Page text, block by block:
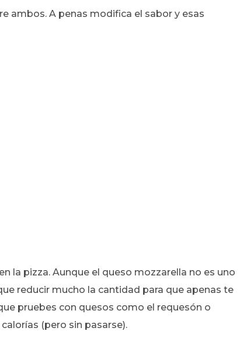
ambos. A penas modifica el sabor y esas
la pizza. Aunque el queso mozzarella no es uno
reducir mucho la cantidad para que apenas te
pruebes con quesos como el requesón o
(pero sin pasarse).